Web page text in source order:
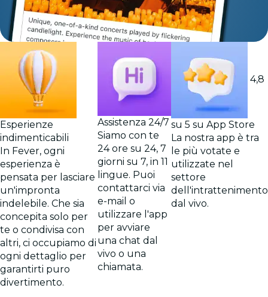
Esperienze
indimenticabili
In Fever, ogni
esperienza è
pensata per lasciare
un'impronta
indelebile. Che sia
concepita solo per
te o condivisa con
altri, ci occupiamo di
ogni dettaglio per
garantirti puro
divertimento.
Assistenza 24/7
Siamo con te
24 ore su 24, 7
giorni su 7, in 11
lingue. Puoi
contattarci via
e-mail o
utilizzare l'app
per avviare
una chat dal
vivo o una
chiamata.
4,8
su 5 su App Store
La nostra app è tra
le più votate e
utilizzate nel
settore
dell'intrattenimento
dal vivo.